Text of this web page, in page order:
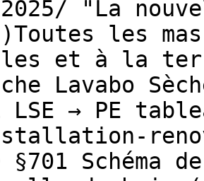
2025/ "La
les
et à la
Lavabo
LSE → PE
§701